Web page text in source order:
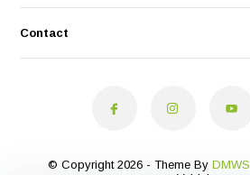
Contact
© Copyright 2026 - Theme By DMWS